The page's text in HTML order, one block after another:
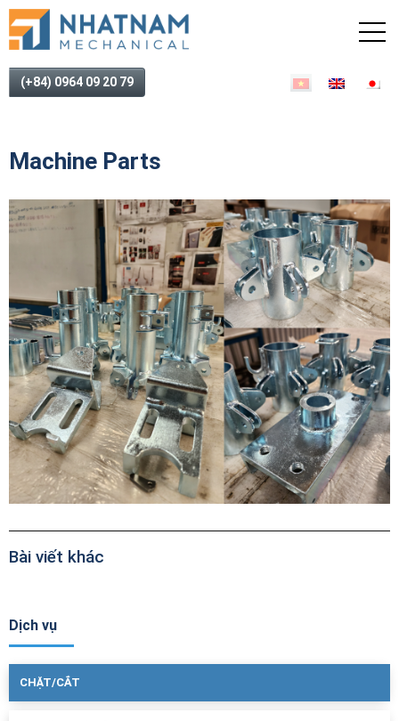
(+84) 0964 09 20 79
Machine Parts
Bài viết khác
Dịch vụ
CHẶT/CẮT